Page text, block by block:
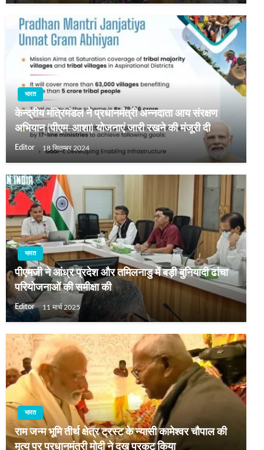
भारत
केन्द्रीय मंत्रिमंडल ने प्रधानमंत्री अन्नदाता आय संरक्षण
अभियान (पीएम-आशा) योजनाएं जारी रखने की मंजूरी दी
Editor 18 सितम्बर 2024
भारत
पीएमजी ने आंध्र प्रदेश और तमिलनाडु में बड़ी बुनियादी ढांचा
परियोजनाओं की समीक्षा की
Editor 11 मार्च 2025
भारत
राम जन्‍म भूमि तीर्थ क्षेत्र ट्रस्‍ट के न्‍यासी कामेश्‍वर चौपाल की
मृत्‍यु पर प्रधानमंत्री मोदी ने दुख प्रकट किया